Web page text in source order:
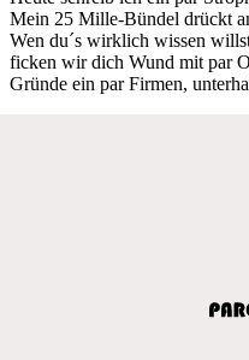
Mein 25 Mille-Bündel drückt
Wen du´s wirklich wissen
ficken wir dich Wund mit par
Gründe ein par Firmen,